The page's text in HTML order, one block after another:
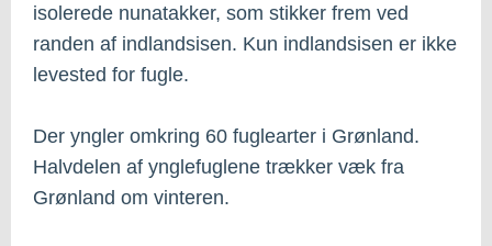
isolerede nunatakker, som stikker frem ved
randen af indlandsisen. Kun indlandsisen er ikke
levested for fugle.
Der yngler omkring 60 fuglearter i Grønland.
Halvdelen af ynglefuglene trækker væk fra
Grønland om vinteren.